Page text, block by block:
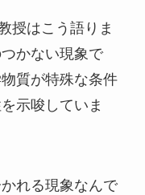
授はこう語りま
かない現象で
質が特殊な条件
示唆していま
れる現象なんで